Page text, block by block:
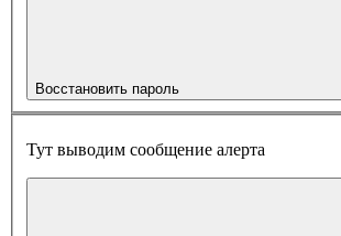
Восстановить пароль
Тут выводим сообщение алерта